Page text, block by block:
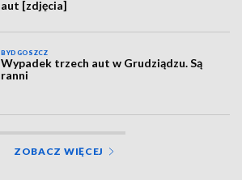
aut [zdjęcia]
BYDGOSZCZ
Wypadek trzech aut w Grudziądzu. Są
ranni
ZOBACZ WIĘCEJ